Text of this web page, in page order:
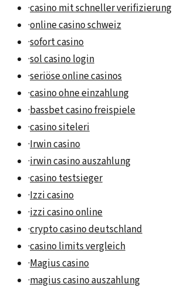
·casino mit schneller verifizierung
·online casino schweiz
·sofort casino
·sol casino login
·seriöse online casinos
·casino ohne einzahlung
·bassbet casino freispiele
·casino siteleri
·Irwin casino
·irwin casino auszahlung
·casino testsieger
·Izzi casino
·izzi casino online
·crypto casino deutschland
·casino limits vergleich
·Magius casino
·magius casino auszahlung